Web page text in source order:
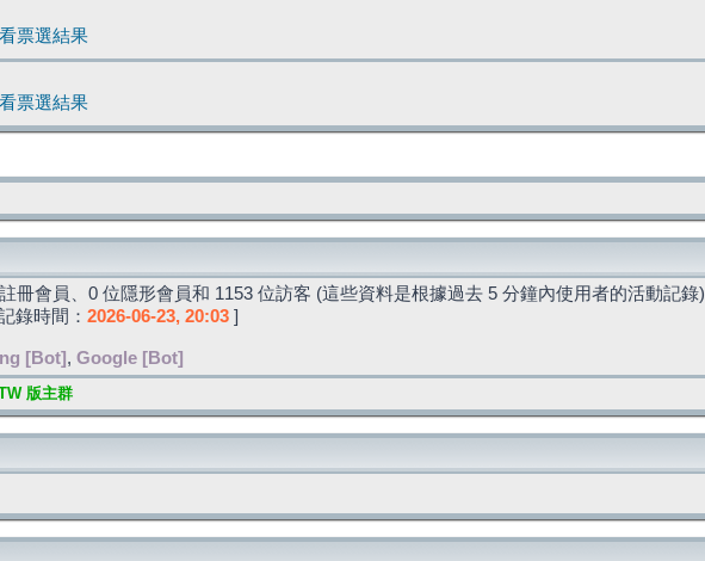
票選結果
票選結果
冊會員、0 位隱形會員和 1153 位訪客 (這些資料是根據過去 5 分鐘內使用者的活動記錄)
錄時間： 2026-06-23, 20:03 ]
[Bot] , Google [Bot]
版主群